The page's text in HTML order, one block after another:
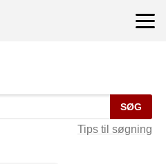
SØG
Tips til søgning